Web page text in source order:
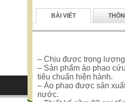
BÀI VIẾT
– Chịu được trọng
– Sản phẩm áo phao
tiêu chuẩn hiện hành.
– Áo phao được sản
nước.